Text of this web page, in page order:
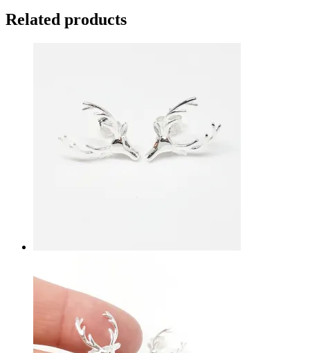
Related products